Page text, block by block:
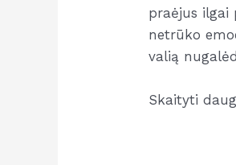
praėjus ilgai
netrūko
valią
Lietuvos
Skaityti